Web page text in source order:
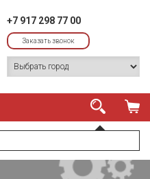
+7 917 298 77 00
Заказать звонок